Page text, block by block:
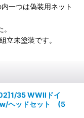
一つは偽装用ネット
立未塗装です。
35 WWIIドイ
w/ヘッドセット (5